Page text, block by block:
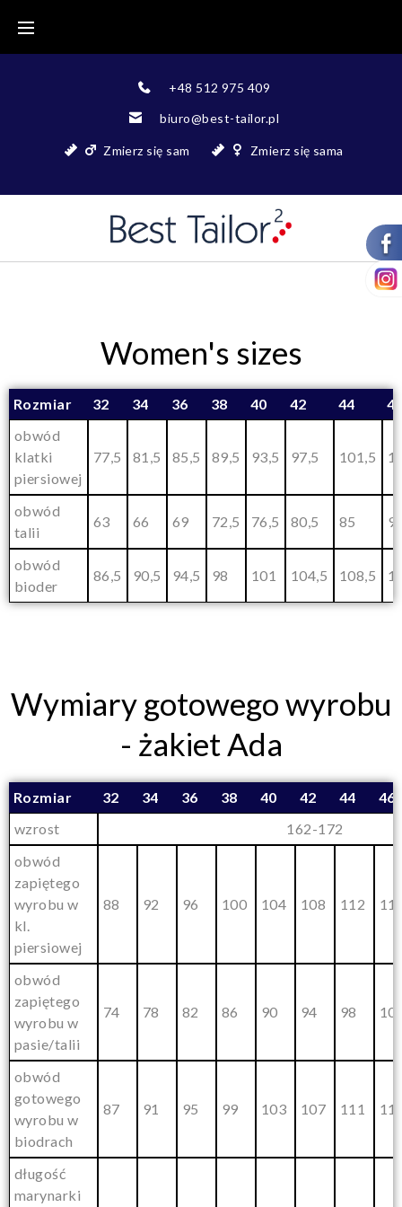
+48 512 975 409
biuro@best-tailor.pl
Zmierz się sam Zmierz się sama
Women's sizes
Rozmiar 32 34 36 38 40 42 44
obwód
klatki
piersiowej
77,5 81,5 85,5 89,5 93,5 97,5 101,5
obwód
talii
63 66 69 72,5 76,5 80,5 85
obwód
bioder
86,5 90,5 94,5 98 101 104,5 108,5
Wymiary gotowego wyrobu
- żakiet Ada
Rozmiar 32 34 36 38 40 42 44
46
wzrost
162-172
obwód
zapiętego
wyrobu w
kl.
piersiowej
88 92 96 100 104 108 112
obwód
zapiętego
wyrobu w
pasie/talii
74 78 82 86 90 94 98
obwód
gotowego
wyrobu w
biodrach
87 91 95 99 103 107 111
długość
marynarki